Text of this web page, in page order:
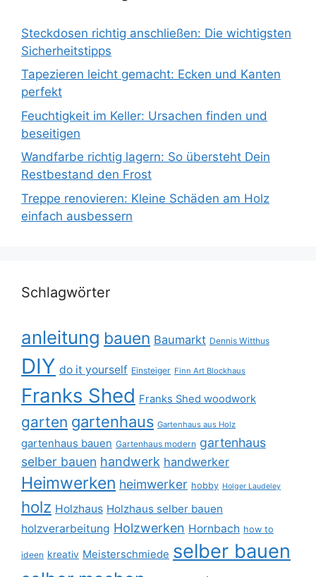
Steckdosen richtig anschließen: Die wichtigsten
Sicherheitstipps
Tapezieren leicht gemacht: Ecken und Kanten
perfekt
Feuchtigkeit im Keller: Ursachen finden und
beseitigen
Wandfarbe richtig lagern: So übersteht Dein
Restbestand den Frost
Treppe renovieren: Kleine Schäden am Holz
einfach ausbessern
Schlagwörter
anleitung bauen Baumarkt Dennis Witthus
DIY do it yourself Einsteiger Finn Art Blockhaus
Franks Shed Franks Shed woodwork
garten gartenhaus Gartenhaus aus Holz
gartenhaus bauen Gartenhaus modern gartenhaus
selber bauen handwerk handwerker
Heimwerken heimwerker hobby Holger Laudeley
holz Holzhaus Holzhaus selber bauen
holzverarbeitung Holzwerken Hornbach how to
ideen kreativ Meisterschmiede selber bauen